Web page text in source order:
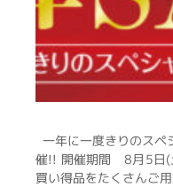
一年に一度きりのスペ
催!! 開催期間 8月5
買い得品をたくさんご